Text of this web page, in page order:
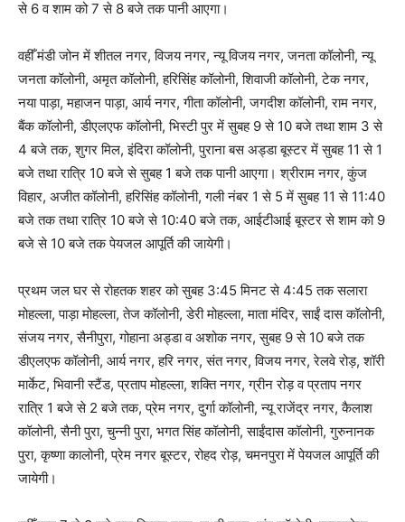
से 6 व शाम को 7 से 8 बजे तक पानी आएगा।
वहीँ मंडी जोन में शीतल नगर, विजय नगर, न्यू विजय नगर, जनता कॉलोनी, न्यू
जनता कॉलोनी, अमृत कॉलोनी, हरिसिंह कॉलोनी, शिवाजी कॉलोनी, टेक नगर,
नया पाड़ा, महाजन पाड़ा, आर्य नगर, गीता कॉलोनी, जगदीश कॉलोनी, राम नगर,
बैंक कॉलोनी, डीएलएफ कॉलोनी, भिस्टी पुर में सुबह 9 से 10 बजे तथा शाम 3 से
4 बजे तक, शुगर मिल, इंदिरा कॉलोनी, पुराना बस अड्डा बूस्टर में सुबह 11 से 1
बजे तथा रात्रि 10 बजे से सुबह 1 बजे तक पानी आएगा। श्रीराम नगर, कुंज
विहार, अजीत कॉलोनी, हरिसिंह कॉलोनी, गली नंबर 1 से 5 में सुबह 11 से 11:40
बजे तक तथा रात्रि 10 बजे से 10:40 बजे तक, आईटीआई बूस्टर से शाम को 9
बजे से 10 बजे तक पेयजल आपूर्ति की जायेगी।
प्रथम जल घर से रोहतक शहर को सुबह 3:45 मिनट से 4:45 तक सलारा
मोहल्ला, पाड़ा मोहल्ला, तेज कॉलोनी, डेरी मोहल्ला, माता मंदिर, साईं दास कॉलोनी,
संजय नगर, सैनीपुरा, गोहाना अड्डा व अशोक नगर, सुबह 9 से 10 बजे तक
डीएलएफ कॉलोनी, आर्य नगर, हरि नगर, संत नगर, विजय नगर, रेलवे रोड़, शॉरी
मार्केट, भिवानी स्टैंड, प्रताप मोहल्ला, शक्ति नगर, ग्रीन रोड़ व प्रताप नगर
रात्रि 1 बजे से 2 बजे तक, प्रेम नगर, दुर्गा कॉलोनी, न्यू राजेंद्र नगर, कैलाश
कॉलोनी, सैनी पुरा, चुन्नी पुरा, भगत सिंह कॉलोनी, साईंदास कॉलोनी, गुरुनानक
पुरा, कृष्णा कालोनी, प्रेम नगर बूस्टर, रोहद रोड़, चमनपुरा में पेयजल आपूर्ति की
जायेगी।